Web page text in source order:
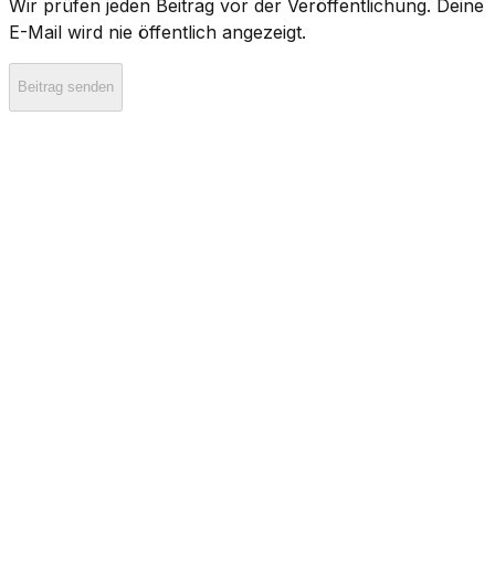
Wir prüfen jeden Beitrag vor der Veröffentlichung. Deine
E-Mail wird nie öffentlich angezeigt.
Beitrag senden